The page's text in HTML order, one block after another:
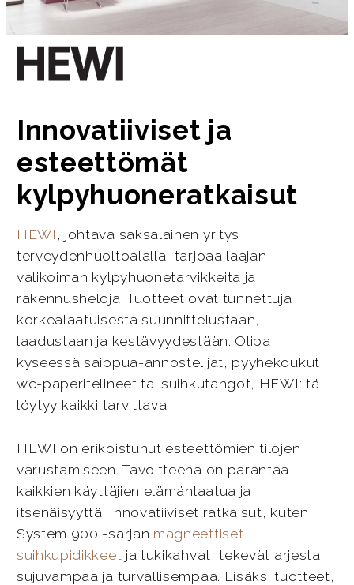
Innovatiiviset ja
esteettömät
kylpyhuoneratkaisut
HEWI , johtava saksalainen yritys
terveydenhuoltoalalla, tarjoaa laajan
valikoiman kylpyhuonetarvikkeita ja
rakennusheloja. Tuotteet ovat tunnettuja
korkealaatuisesta suunnittelustaan,
laadustaan ja kestävyydestään. Olipa
kyseessä saippua-annostelijat, pyyhekoukut,
wc-paperitelineet tai suihkutangot, HEWI:ltä
löytyy kaikki tarvittava.
HEWI on erikoistunut esteettömien tilojen
varustamiseen. Tavoitteena on parantaa
kaikkien käyttäjien elämänlaatua ja
itsenäisyyttä. Innovatiiviset ratkaisut, kuten
System 900 -sarjan magneettiset
suihkupidikkeet ja tukikahvat, tekevät arjesta
sujuvampaa ja turvallisempaa. Lisäksi tuotteet,